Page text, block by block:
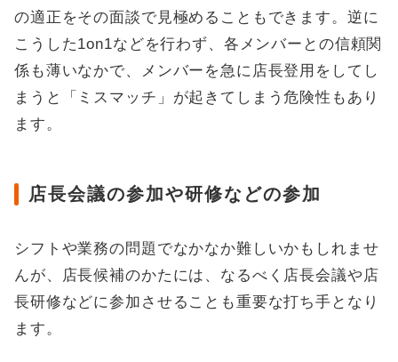
の適正をその面談で見極めることもできます。逆に
こうした1on1などを行わず、各メンバーとの信頼関
係も薄いなかで、メンバーを急に店長登用をしてし
まうと「ミスマッチ」が起きてしまう危険性もあり
ます。
店長会議の参加や研修などの参加
シフトや業務の問題でなかなか難しいかもしれませ
んが、店長候補のかたには、なるべく店長会議や店
長研修などに参加させることも重要な打ち手となり
ます。